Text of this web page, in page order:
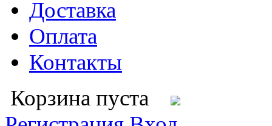
Доставка
Оплата
Контакты
Корзина пуста